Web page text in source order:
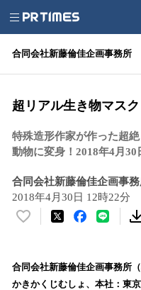
合同会社新藤倫佳企画事務所
超リアル生き物マス
特殊造形作家が作った超
動物に変身！2018年4月30
合同会社新藤倫佳企画事
2018年4月30日 12時22分
い
！
数
合同会社新藤倫佳企画事務所
かきかくじむしょ、本社：東